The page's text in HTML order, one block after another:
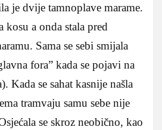
je dvije tamnoplave marame.
kosu a onda stala pred
Sama se sebi smijala
fora” kada se pojavi na
Kada se sahat kasnije našla
tramvaju samu sebe nije
se skroz neobično, kao